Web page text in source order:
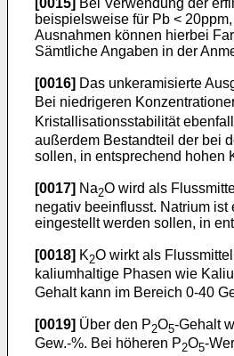
[0015] Bei Verwendung der
beispielsweise für Pb <
Ausnahmen können hierbei
Sämtliche Angaben in der
[0016] Das unkeramisierte
Bei niedrigeren
Kristallisationsstabilität
außerdem Bestandteil der bei
sollen, in entsprechend hohen
[0017] Na2O wird als
negativ beeinflusst. Natrium
eingestellt werden sollen, in
[0018] K2O wirkt als
kaliumhaltige Phasen wie
Gehalt kann im Bereich 0-40
[0019] Über den P2O5-Gehalt
Gew.-%. Bei höheren P2O5-